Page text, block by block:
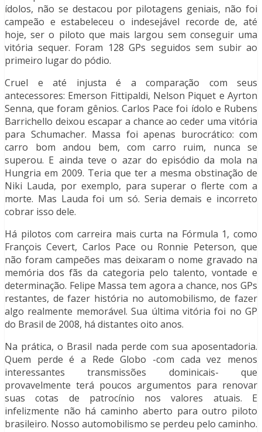
ídolos, não se destacou por pilotagens geniais, não foi
campeão e estabeleceu o indesejável recorde de, até
hoje, ser o piloto que mais largou sem conseguir uma
vitória sequer. Foram 128 GPs seguidos sem subir ao
primeiro lugar do pódio.
Cruel e até injusta é a comparação com seus
antecessores: Emerson Fittipaldi, Nelson Piquet e Ayrton
Senna, que foram gênios. Carlos Pace foi ídolo e Rubens
Barrichello deixou escapar a chance ao ceder uma vitória
para Schumacher. Massa foi apenas burocrático: com
carro bom andou bem, com carro ruim, nunca se
superou. E ainda teve o azar do episódio da mola na
Hungria em 2009. Teria que ter a mesma obstinação de
Niki Lauda, por exemplo, para superar o flerte com a
morte. Mas Lauda foi um só. Seria demais e incorreto
cobrar isso dele.
Há pilotos com carreira mais curta na Fórmula 1, como
François Cevert, Carlos Pace ou Ronnie Peterson, que
não foram campeões mas deixaram o nome gravado na
memória dos fãs da categoria pelo talento, vontade e
determinação. Felipe Massa tem agora a chance, nos GPs
restantes, de fazer história no automobilismo, de fazer
algo realmente memorável. Sua última vitória foi no GP
do Brasil de 2008, há distantes oito anos.
Na prática, o Brasil nada perde com sua aposentadoria.
Quem perde é a Rede Globo -com cada vez menos
interessantes transmissões dominicais- que
provavelmente terá poucos argumentos para renovar
suas cotas de patrocínio nos valores atuais. E
infelizmente não há caminho aberto para outro piloto
brasileiro. Nosso automobilismo se perdeu pelo caminho.